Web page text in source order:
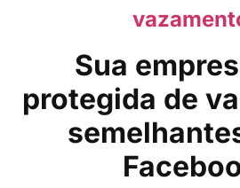
Sua
protegida de